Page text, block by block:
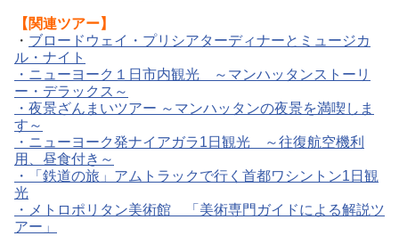
【関連ツアー】
・ ブロードウェイ・プリシアターディナーとミュージカ
ル・ナイト
・ ニューヨーク１日市内観光 ～マンハッタンストーリ
ー・デラックス～
・ 夜景ざんまいツアー ～マンハッタンの夜景を満喫しま
す～
・ ニューヨーク発ナイアガラ1日観光 ～往復航空機利
用、昼食付き～
・
「鉄道の旅」アムトラックで行く首都ワシントン1日観
光
・ メトロポリタン美術館 「美術専門ガイドによる解説ツ
アー」